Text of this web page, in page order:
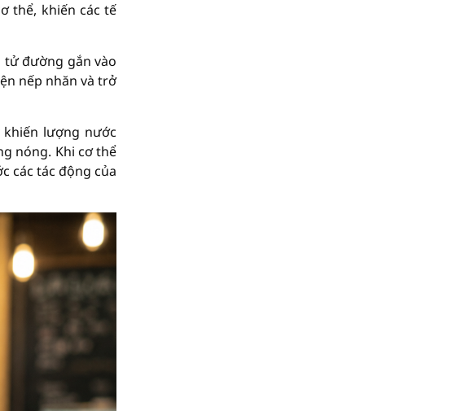
thể, khiến các tế
tử đường gắn vào
nếp nhăn và trở
lượng nước
nóng. Khi cơ thể
các tác động của